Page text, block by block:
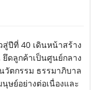
ปีที่ 40 เดินหน้าสร้าง
ยึดลูกค้าเป็นศูนย์กลาง
วัตกรรม ธรรมาภิบาล
ษย์อย่างต่อเนื่องและ